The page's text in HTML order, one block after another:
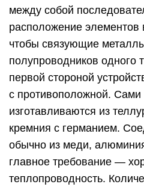
между собой
расположение элементов
чтобы связующие
полупроводников одного
первой стороной
с противоположной. Сами
изготавливаются из
кремния с германием.
обычно из меди,
главное требование —
теплопроводность.